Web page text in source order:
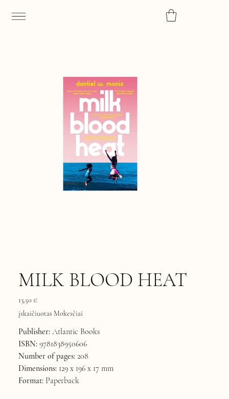
MILK BLOOD HEAT
13,50 €
įskaičiuotas Mokesčiai
Publisher:Atlantic Books
ISBN:9781838950606
Number of pages:208
Dimensions:129 x 196 x 17 mm
Format:Paperback